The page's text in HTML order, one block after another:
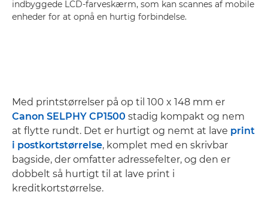
indbyggede LCD-farveskærm, som kan scannes af mobile
enheder for at opnå en hurtig forbindelse.
Med printstørrelser på op til 100 x 148 mm er
Canon SELPHY CP1500 stadig kompakt og nem
at flytte rundt. Det er hurtigt og nemt at lave print
i postkortstørrelse, komplet med en skrivbar
bagside, der omfatter adressefelter, og den er
dobbelt så hurtigt til at lave print i
kreditkortstørrelse.